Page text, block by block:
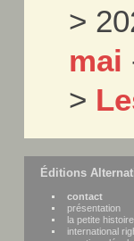
>
mai
>
Éditions
contact
présentation
la petite histoire
international